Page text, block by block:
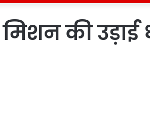
की उड़ाई